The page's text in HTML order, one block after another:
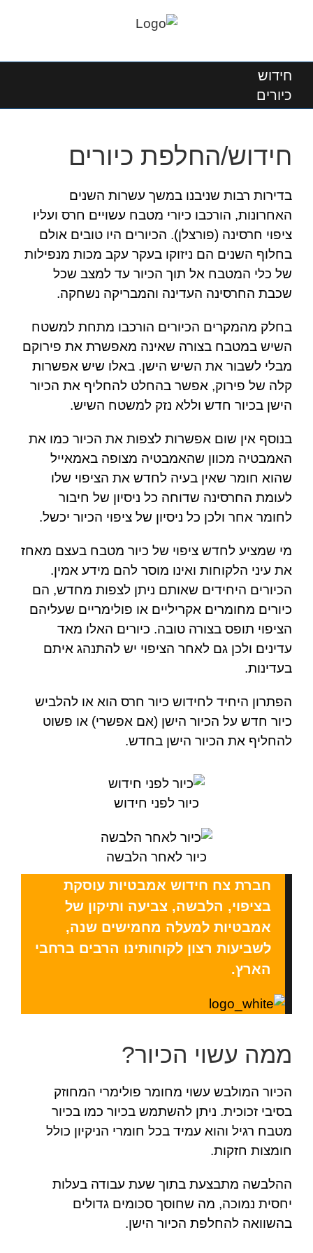
חידוש
כיורים
חידוש/החלפת כיורים
בדירות רבות שניבנו במשך עשרות השנים
האחרונות, הורכבו כיורי מטבח עשויים חרס ועליו
ציפוי חרסינה (פורצלן). הכיורים היו טובים אולם
בחלוף השנים הם ניזוקו בעקר עקב מכות מנפילות
של כלי המטבח אל תוך הכיור עד למצב שכל
שכבת החרסינה העדינה והמבריקה נשחקה.
בחלק מהמקרים הכיורים הורכבו מתחת למשטח
השיש במטבח בצורה שאינה מאפשרת את פירוקם
מבלי לשבור את השיש הישן. באלו שיש אפשרות
קלה של פירוק, אפשר בהחלט להחליף את הכיור
הישן בכיור חדש וללא נזק למשטח השיש.
בנוסף אין שום אפשרות לצפות את הכיור כמו את
האמבטיה מכוון שהאמבטיה מצופה באמאייל
שהוא חומר שאין בעיה לחדש את הציפוי שלו
לעומת החרסינה שדוחה כל ניסיון של חיבור
לחומר אחר ולכן כל ניסיון של ציפוי הכיור יכשל.
מי שמציע לחדש ציפוי של כיור מטבח בעצם מאחז
את עיני הלקוחות ואינו מוסר להם מידע אמין.
הכיורים היחידים שאותם ניתן לצפות מחדש, הם
כיורים מחומרים אקריליים או פולימריים שעליהם
הציפוי תופס בצורה טובה. כיורים האלו מאד
עדינים ולכן גם לאחר הציפוי יש להתנהג איתם
בעדינות.
הפתרון היחיד לחידוש כיור חרס הוא או להלביש
כיור חדש על הכיור הישן (אם אפשרי) או פשוט
להחליף את הכיור הישן בחדש.
כיור לפני חידוש
כיור לאחר הלבשה
חברת צח חידוש אמבטיות עוסקת
בציפוי, הלבשה, צביעה ותיקון של
אמבטיות למעלה מחמישים שנה,
לשביעות רצון לקוחותינו הרבים ברחבי
הארץ.
ממה עשוי הכיור?
הכיור המולבש עשוי מחומר פולימרי המחוזק
בסיבי זכוכית. ניתן להשתמש בכיור כמו בכיור
מטבח רגיל והוא עמיד בכל חומרי הניקיון כולל
חומצות חזקות.
ההלבשה מתבצעת בתוך שעת עבודה בעלות
יחסית נמוכה, מה שחוסך סכומים גדולים
בהשוואה להחלפת הכיור הישן.